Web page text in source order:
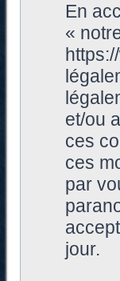
En
«
et/ou
ces
ces
par
jour.